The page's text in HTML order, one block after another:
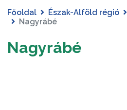
Főoldal Észak-Alföld régió
Nagyrábé
Nagyrábé